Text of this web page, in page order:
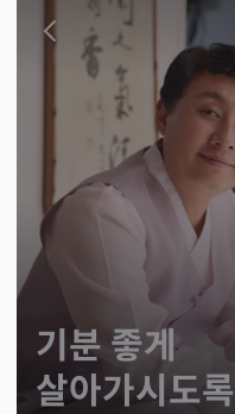
기분 좋게
살아가시도록